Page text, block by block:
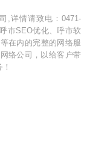
,详情请致电：0471-
市SEO优化、呼市软
在内的完整的网络服
络公司，以给客户带